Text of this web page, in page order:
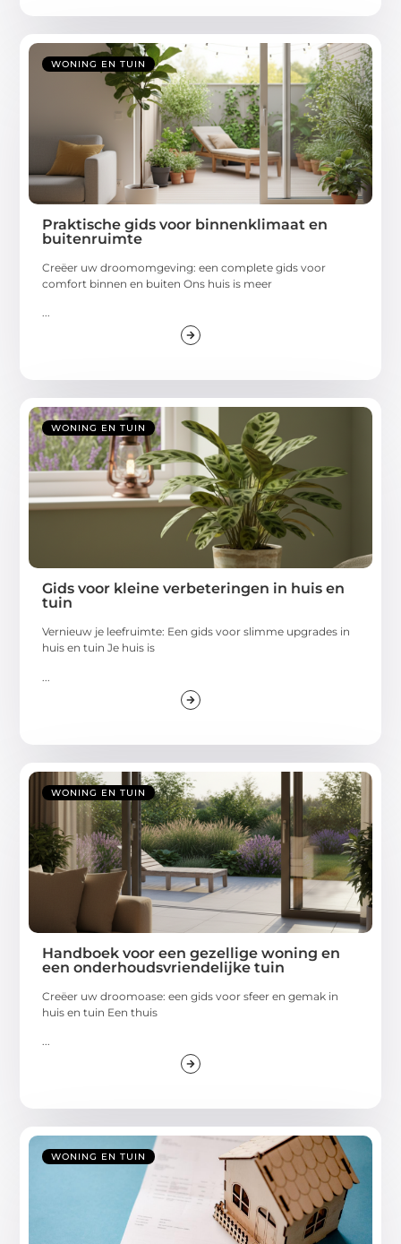
WONING EN TUIN
Praktische gids voor binnenklimaat en
buitenruimte
Creëer uw droomomgeving: een complete gids voor
comfort binnen en buiten Ons huis is meer
...
WONING EN TUIN
Gids voor kleine verbeteringen in huis en
tuin
Vernieuw je leefruimte: Een gids voor slimme upgrades in
huis en tuin Je huis is
WONING EN TUIN
Handboek voor een gezellige woning en
een onderhoudsvriendelijke tuin
Creëer uw droomoase: een gids voor sfeer en gemak in
huis en tuin Een thuis
...
WONING EN TUIN